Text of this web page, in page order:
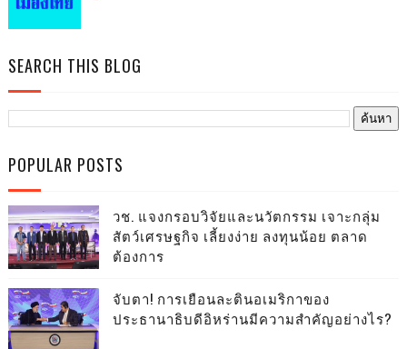
SEARCH THIS BLOG
POPULAR POSTS
วช. แจงกรอบวิจัยและนวัตกรรม เจาะกลุ่ม
สัตว์เศรษฐกิจ เลี้ยงง่าย ลงทุนน้อย ตลาด
ต้องการ
จับตา! การเยือนละตินอเมริกาของ
ประธานาธิบดีอิหร่านมีความสำคัญอย่างไร?